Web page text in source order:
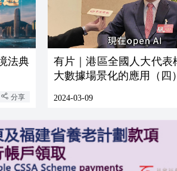
法典
分享
有片｜港區全國人大代表
大數據場景化的應用（四
2024-03-09